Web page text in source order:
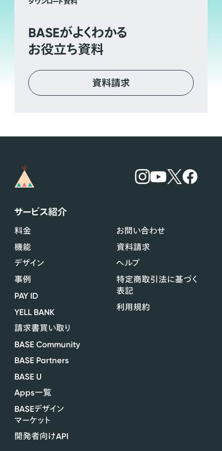
BASEがよくわかる
お役立ち資料
資料請求
サービス紹介
料金
機能
デザイン
事例
PAY ID
YELL BANK
請求書買い取り
BASE Community
BASE Partners
BASE U
Apps一覧
BASEデザイン
マーケット
開発者向けAPI
お問い合わせ
資料請求
ヘルプ
特定商取引法に基づく
表記
利用規約